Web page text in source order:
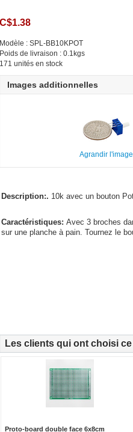
C$1.38
Modèle : SPL-BB10KPOT
Poids de livraison : 0.1kgs
171 unités en stock
Images additionnelles
Agrandir l'image
Description:. 10k avec un bouton
Caractéristiques: Avec 3 broches
sur une planche à pain. Tournez le
Les clients qui ont choisi
Proto-board double face 6x8cm